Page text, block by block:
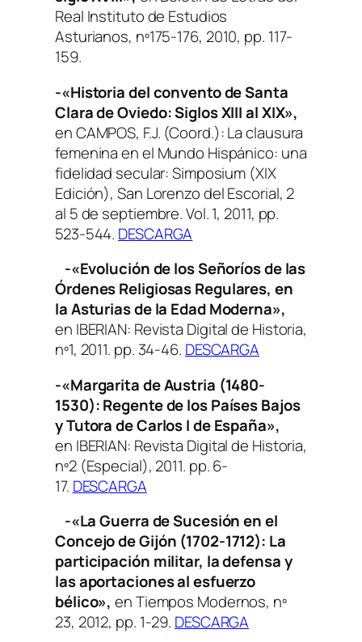
Real Instituto de Estudios
Asturianos, nº175-176, 2010, pp. 117-
159.
-«Historia del convento de Santa
Clara de Oviedo: Siglos XIII al XIX»,
en CAMPOS, F.J. (Coord.):La clausura
femenina en el Mundo Hispánico: una
fidelidad secular: Simposium (XIX
Edición), San Lorenzo del Escorial, 2
al 5 de septiembre. Vol. 1, 2011, pp.
523-544. DESCARGA
-«Evolución de los Señoríos de las
Órdenes Religiosas Regulares, en
la Asturias de la Edad Moderna»,
en IBERIAN: Revista Digital de Historia,
nº1, 2011. pp. 34-46. DESCARGA
-«Margarita de Austria (1480-
1530): Regente de los Países Bajos
y Tutora de Carlos I de España»,
en IBERIAN: Revista Digital de Historia,
nº2 (Especial), 2011. pp. 6-
17. DESCARGA
-«La Guerra de Sucesión en el
Concejo de Gijón (1702-1712): La
participación militar, la defensa y
las aportaciones al esfuerzo
bélico»,en Tiempos Modernos, nº
23, 2012, pp. 1-29. DESCARGA